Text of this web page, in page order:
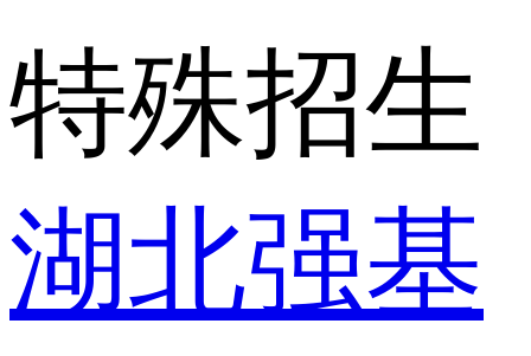
特殊招生
湖北强基